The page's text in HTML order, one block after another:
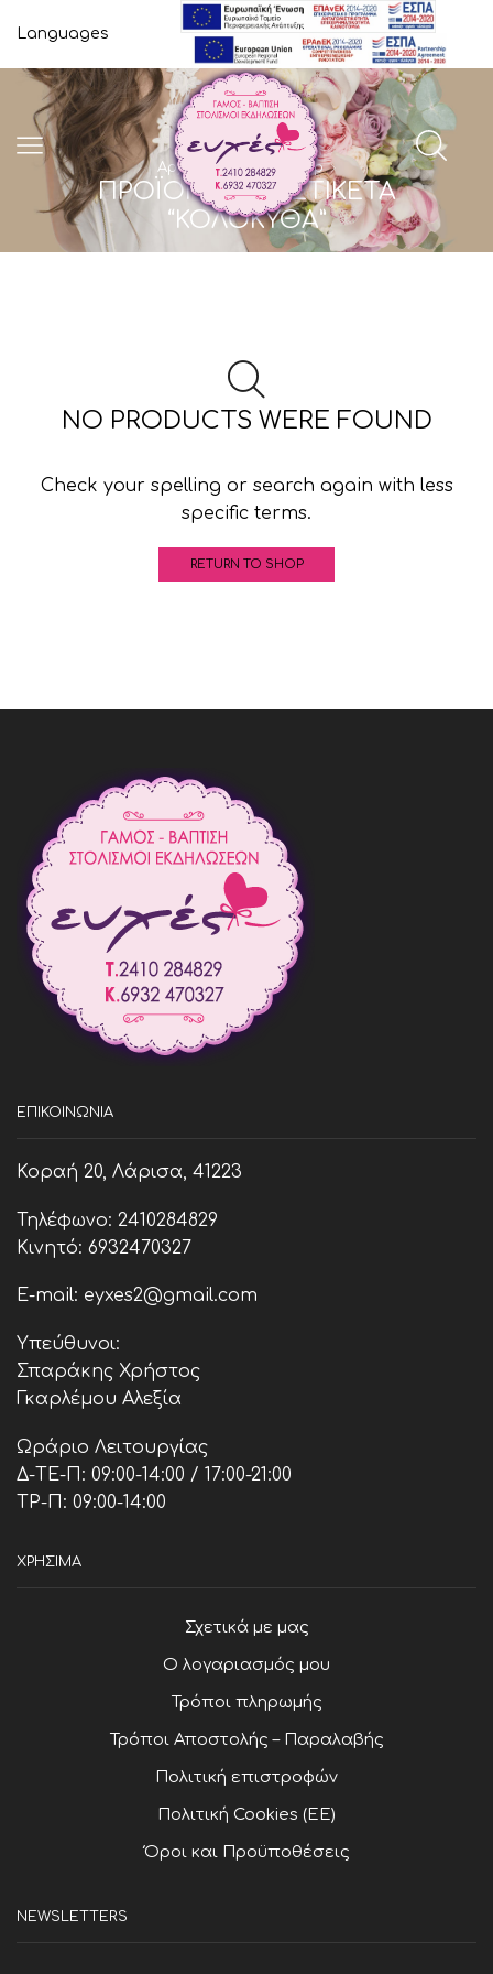
Languages
Αρχική Σελίδα Shop
ΠΡΟΪΌΝΤΑ ΜΕ ΕΤΙΚΈΤΑ
“ΚΟΛΟΚΎΘΑ”
NO PRODUCTS WERE FOUND
Check your spelling or search again with less
specific terms.
RETURN TO SHOP
ΕΠΙΚΟΙΝΩΝΊΑ
Κοραή 20, Λάρισα, 41223
Τηλέφωνο: 2410284829
Κινητό: 6932470327
E-mail: eyxes2@gmail.com
Υπεύθυνοι:
Σπαράκης Χρήστος
Γκαρλέμου Αλεξία
Ωράριο Λειτουργίας
Δ-ΤΕ-Π: 09:00-14:00 / 17:00-21:00
ΤΡ-Π: 09:00-14:00
ΧΡΗΣΙΜΑ
Σχετικά με μας
Ο λογαριασμός μου
Τρόποι πληρωμής
Τρόποι Αποστολής – Παραλαβής
Πολιτική επιστροφών
Πολιτική Cookies (ΕΕ)
Όροι και Προϋποθέσεις
NEWSLETTERS